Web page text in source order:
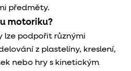
předměty.
motoriku?
lze podpořit různými
z plastelíny, kreslení,
nebo hry s kinetickým